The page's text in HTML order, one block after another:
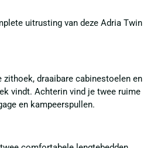
uitrusting van deze Adria Twin
draaibare cabinestoelen en
vindt. Achterin vind je twee ruime
en kampeerspullen.